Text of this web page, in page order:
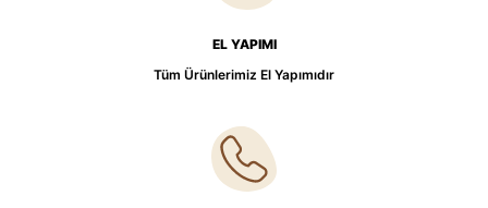
EL YAPIMI
Tüm Ürünlerimiz El Yapımıdır